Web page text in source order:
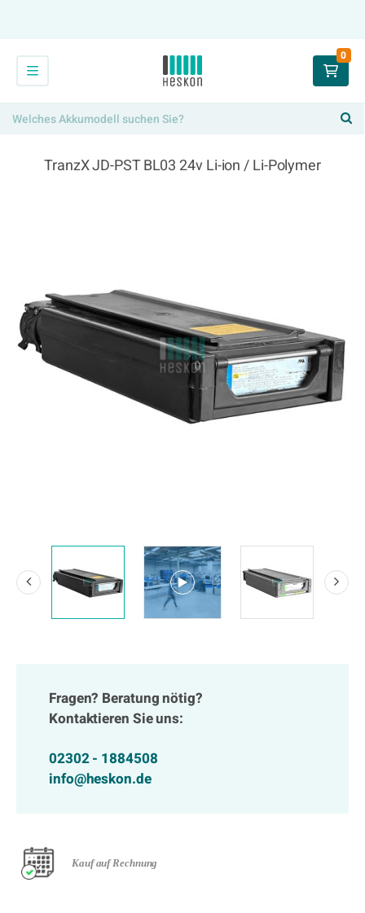
0
TranzX JD-PST BL03 24v Li-ion / Li-Polymer
Fragen? Beratung nötig?
Kontaktieren Sie uns:
02302 - 1884508
info@heskon.de
Kauf auf Rechnung